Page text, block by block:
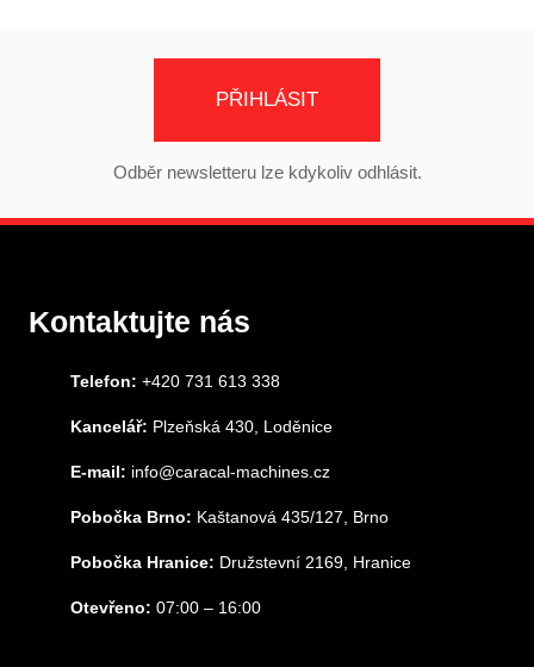
PŘIHLÁSIT
Odběr newsletteru lze kdykoliv odhlásit.
Kontaktujte nás
Telefon: +420 731 613 338
Kancelář: Plzeňská 430, Loděnice
E-mail: info@caracal-machines.cz
Pobočka Brno: Kaštanová 435/127, Brno
Pobočka Hranice: Družstevní 2169, Hranice
Otevřeno: 07:00 – 16:00